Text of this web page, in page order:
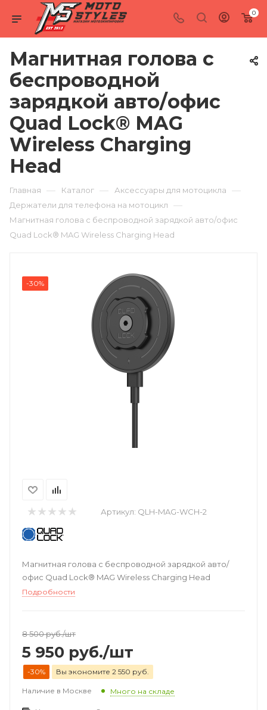
0
Магнитная голова с
беспроводной
зарядкой авто/офис
Quad Lock® MAG
Wireless Charging
Head
Главная — Каталог — Аксессуары для мотоцикла —
Держатели для телефона на мотоцикл —
Магнитная голова с беспроводной зарядкой авто/офис
Quad Lock® MAG Wireless Charging Head
-30%
Артикул: QLH-MAG-WCH-2
Магнитная голова с беспроводной зарядкой авто/
офис Quad Lock® MAG Wireless Charging Head
Подробности
8 500руб./шт
5 950 руб./шт
-30% Вы экономите 2 550 руб.
Наличие в Москве Много на складе